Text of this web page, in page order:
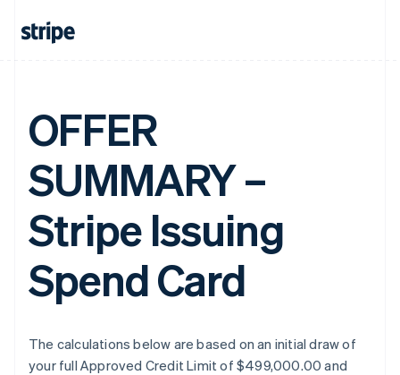
OFFER
SUMMARY –
Stripe Issuing
Spend Card
The calculations below are based on an initial draw of
your full Approved Credit Limit of $499,000.00 and